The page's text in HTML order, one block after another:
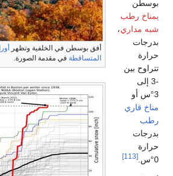
الأشجار